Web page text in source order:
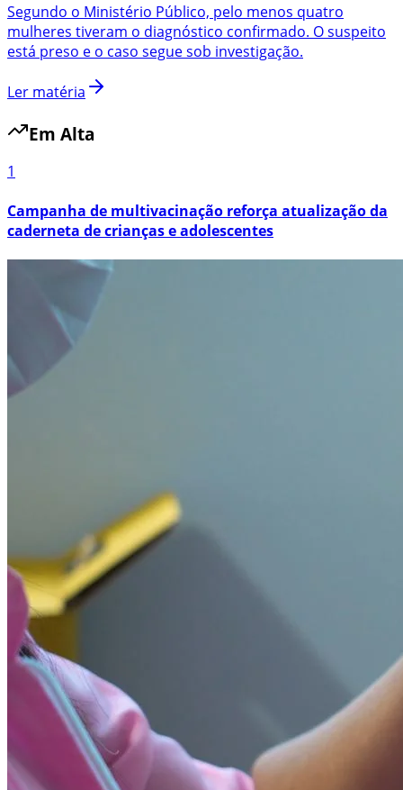
Segundo o Ministério Público, pelo menos quatro
mulheres tiveram o diagnóstico confirmado. O suspeito
está preso e o caso segue sob investigação.
Ler matéria
Em Alta
1
Campanha de multivacinação reforça atualização da
caderneta de crianças e adolescentes